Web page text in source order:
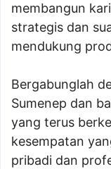
membangun
strategis dan
mendukung
Bergabunglah
Sumenep dan
yang terus
kesempatan
pribadi dan